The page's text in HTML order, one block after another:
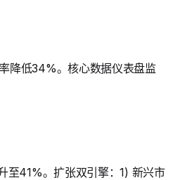
降低34%。核心数据仪表盘监
至41%。扩张双引擎：1) 新兴市